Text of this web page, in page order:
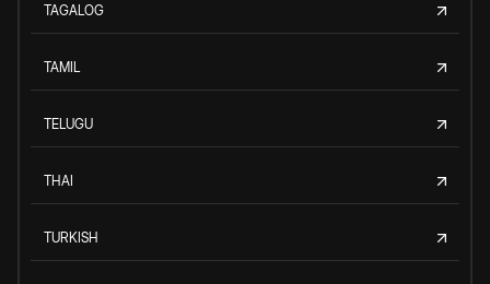
TAGALOG
TAMIL
TELUGU
THAI
TURKISH